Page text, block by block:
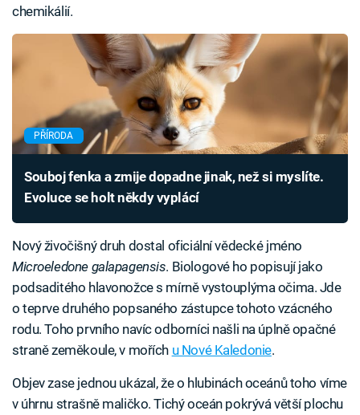
chemikálií.
PŘÍRODA
Souboj fenka a zmije dopadne jinak, než si myslíte.
Evoluce se holt někdy vyplácí
Nový živočišný druh dostal oficiální vědecké jméno
Microeledone galapagensis. Biologové ho popisují jako
podsaditého hlavonožce s mírně vystouplýma očima. Jde
o teprve druhého popsaného zástupce tohoto vzácného
rodu. Toho prvního navíc odborníci našli na úplně opačné
straně zeměkoule, v mořích u Nové Kaledonie.
Objev zase jednou ukázal, že o hlubinách oceánů toho víme
v úhrnu strašně maličko. Tichý oceán pokrývá větší plochu